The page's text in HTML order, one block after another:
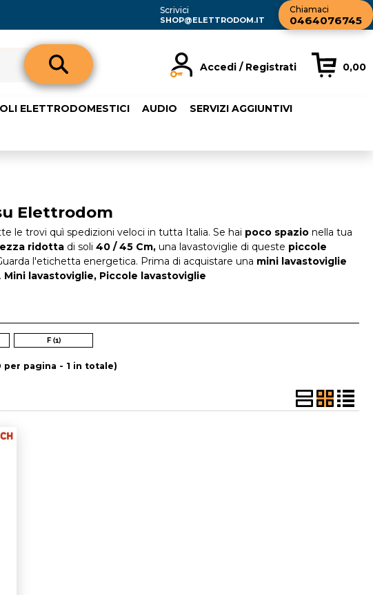
Scrivici
SHOP@ELETTRODOM.IT
Chiamaci
0464076745
Accedi / Registrati
sul pulsante "Accedi"
Password:
"Registrati"
0,00
ELETTRODOMESTICI AUDIO SERVIZI AGGIUNTIVI
Elettrodom
le trovi quì spedizioni veloci in tutta Italia. Se hai poco spazio nella tua
ridotta di soli 40 / 45 Cm, una lavastoviglie di queste piccole
l'etichetta energetica. Prima di acquistare una mini lavastoviglie
Mini lavastoviglie, Piccole lavastoviglie
F (1)
pagina - 1 in totale)